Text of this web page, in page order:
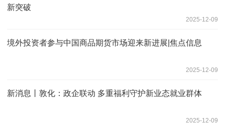
新突破
2025-12-09
境外投资者参与中国商品期货市场迎来新进展|焦点信息
2025-12-09
新消息丨敦化：政企联动 多重福利守护新业态就业群体
2025-12-09